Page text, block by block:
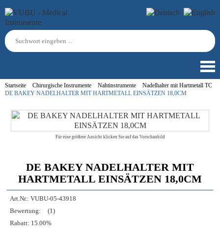
Startseite Chirurgische Instrumente Nahtinstrumente
Nadelhalter mit Hartmetall TC
DE BAKEY NADELHALTER MIT HARTMETALL EINSÄTZEN 18,0CM
Für eine größere Ansicht klicken Sie auf das Vorschaubild
DE BAKEY NADELHALTER MIT
HARTMETALL EINSÄTZEN 18,0CM
Art.Nr.: VUBU-05-43918
Bewertung:
(1)
Rabatt: 15.00%